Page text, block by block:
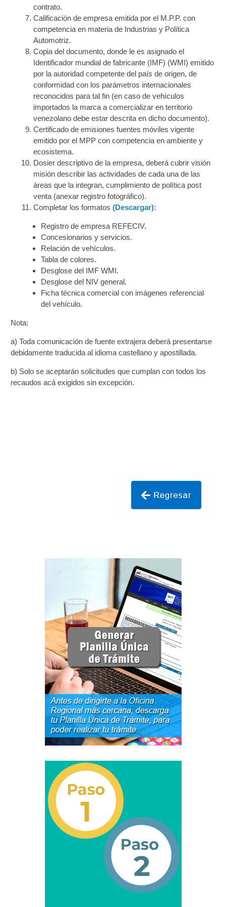
Junta Directiva Old
Licencia para Conducir
Certificación de Datos de Licencia para Conducir.
Certificación de Datos para Efectos Consulares con
Apostilla Electrónica
Registro Original de Licencia para Conducir Cuarto
Grado (4°).
Registro Original de Licencia para Conducir Quinto
Grado (5°).
Registro Original de Licencia para Conducir
Segundo Grado (2°) – (Mayores de 18 años).
Registro Original de Licencia para Conducir
Segundo Grado (2°) – (Mayores de 16 años).
Registro Original de Licencia para Conducir Tercer
Grado (3°) – (Mayores de 16 y menores de 18 años).
Registro Original de Licencia para Conducir Tercer
Licencia para Conducir – Servicio Frecuente
Recaudos y requisitos para cambio de motivo de un
Recaudos y requisitos para instalación o
renovación de autorización de medio publicitario fijo.
Recaudos y requisitos para instalación o
renovación de medio publicitario fijo.
Noticias
Oficinas a Nivel Nacional
Otorgamiento de autorización para
publicidad en vehículos.
Otorgamiento de la Certificación de Prestación de
Servicio (CPS) de Transporte Público de Personas
Pago Electrónico de Trámites en Línea
Paso a Paso
Planilla Única de Trámite
Registro Original de Licencia de Conducir Tercer
Registro Original de Licencia para Conducir Cuarto
contrato.
Calificación de empresa emitida por el M.P.P. con
competencia en materia de Industrias y Política
Automotriz.
Copia del documento, donde le es asignado el
Identificador mundial de fabricante (IMF) (WMI) emitido
por la autoridad competente del país de origen, de
conformidad con los parámetros internacionales
reconocidos para tal fin (en caso de vehículos
importados la marca a comercializar en territorio
venezolano debe estar descrita en dicho documento).
Certificado de emisiones fuentes móviles vigente
emitido por el MPP con competencia en ambiente y
ecosistema.
Dosier descriptivo de la empresa, deberá cubrir visión
misión describir las actividades de cada una de las
áreas que la integran, cumplimiento de política post
venta (anexar registro fotográfico).
Completar los formatos(Descargar):
Registro de empresa REFECIV.
Concesionarios y servicios.
Relación de vehículos.
Tabla de colores.
Desglose del IMF WMI.
Desglose del NIV general.
Ficha técnica comercial con imágenes referencial
del vehículo.
Nota:
a) Toda comunicación de fuente extrajera deberá presentarse
debidamente traducida al idioma castellano y apostillada.
b) Solo se aceptarán solicitudes que cumplan con todos los
recaudos acá exigidos sin excepción.